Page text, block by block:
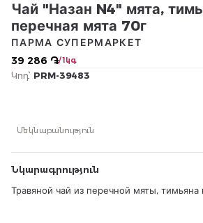
Чай "Назан N4" мята,
перечная мята 70г
39 286 ֏/ 1կգ
ПАРМА СУПЕРМАРКЕТ
Կոդ՝ PRM-39483
Մեկնաբանություն
Նկարագրություն
Травяной чай из перечной мяты, тимьяна